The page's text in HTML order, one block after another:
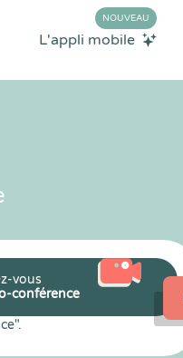
L'appli mobile
NOUVEAU
vous
conférence